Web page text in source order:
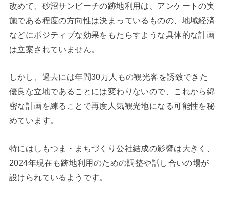
改めて、砂沼サンビーチの跡地利用は、アンケートの実
施である程度の方向性は決まっているものの、地域経済
などにポジティブな効果をもたらすような具体的な計画
は立案されていません。
しかし、過去には年間30万人もの観光客を誘致できた
優良な立地であることには変わりないので、これから綿
密な計画を練ることで再度人気観光地になる可能性を秘
めています。
特にはしもつま・まちづくり公社結成の影響は大きく、
2024年現在も跡地利用のための調整や話し合いの場が
設けられているようです。